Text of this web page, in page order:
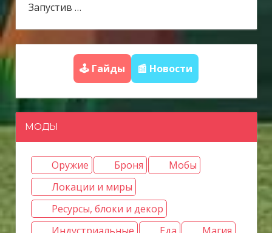
Запустив …
🕹️ Гайды 📰 Новости
МОДЫ
Оружие Броня
Мобы
Локации и миры
Ресурсы, блоки и декор
Индустриальные
Еда
Магия